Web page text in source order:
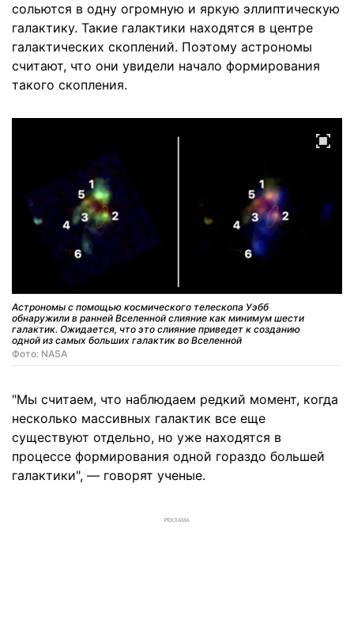
сольются в одну огромную и яркую эллиптическую
галактику. Такие галактики находятся в центре
галактических скоплений. Поэтому астрономы
считают, что они увидели начало формирования
такого скопления.
Астрономы с помощью космического телескопа Уэбб
обнаружили в ранней Вселенной слияние как минимум шести
галактик. Ожидается, что это слияние приведет к созданию
одной из самых больших галактик во Вселенной
Фото: NASA
"Мы считаем, что наблюдаем редкий момент, когда
несколько массивных галактик все еще
существуют отдельно, но уже находятся в
процессе формирования одной гораздо большей
галактики", — говорят ученые.
РЕКЛАМА